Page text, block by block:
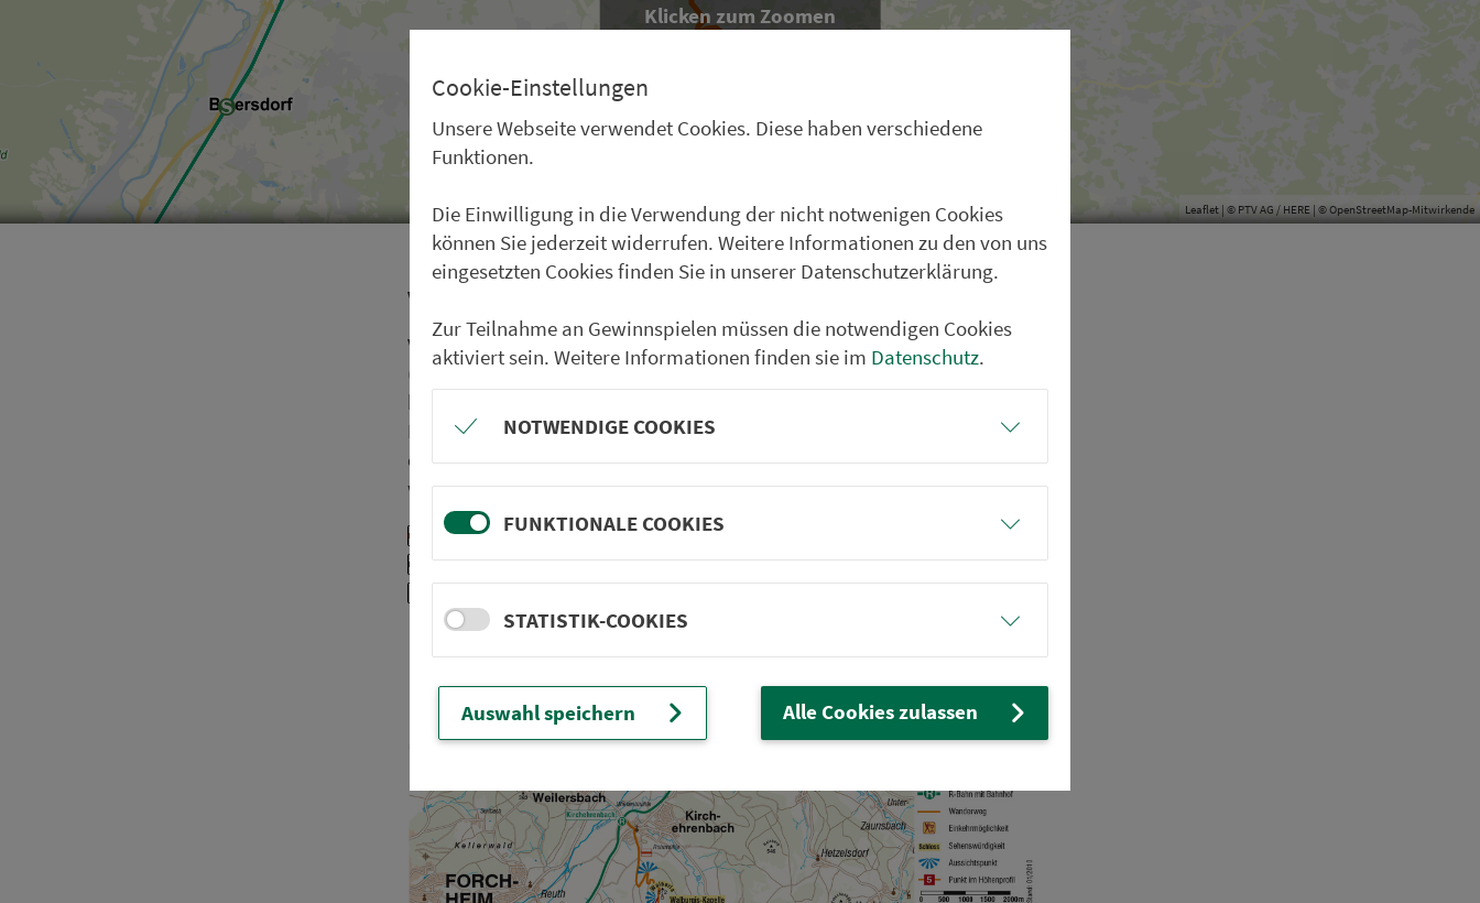
Leaflet | © PTV AG / HERE | ©OpenStreetMap-Mitwirkende
Klicken zum Zoomen
Vorwort
Vor uns liegt zunächst eine klassische Wan­de­rung über das Walberla
(Ehrenbürg) mit herrlichen Weitsichten und Panoramablicken über die frän­
kischen Kirschgärten. Auch auf dem weiteren Weg hinein ins Gräfenberger
Land heißt es des öfteren, ein­fach mal stehen bleiben, sich umdrehen und
das Landschaftsbild aufnehmen. So kann diese Wan­de­rung zum Genuss
werden.
bis Regensberg
bis vor Gräfenberg
bis Gräfenberg
Karte
Cookie-Einstellungen
Unsere Webseite verwendet Cookies. Diese haben verschiedene
Funktionen.
Die Einwilligung in die Verwendung der nicht notwenigen Cookies
können Sie jederzeit widerrufen. Weitere Informationen zu den von uns
eingesetzten Cookies finden Sie in unserer Datenschutzerklärung.
Zur Teilnahme an Gewinnspielen müssen die notwendigen Cookies
aktiviert sein. Weitere Informationen finden sie im Datenschutz.
NOTWENDIGE COOKIES
FUNKTIONALE COOKIES
STATISTIK-COOKIES
Auswahl speichern Alle Cookies zulassen